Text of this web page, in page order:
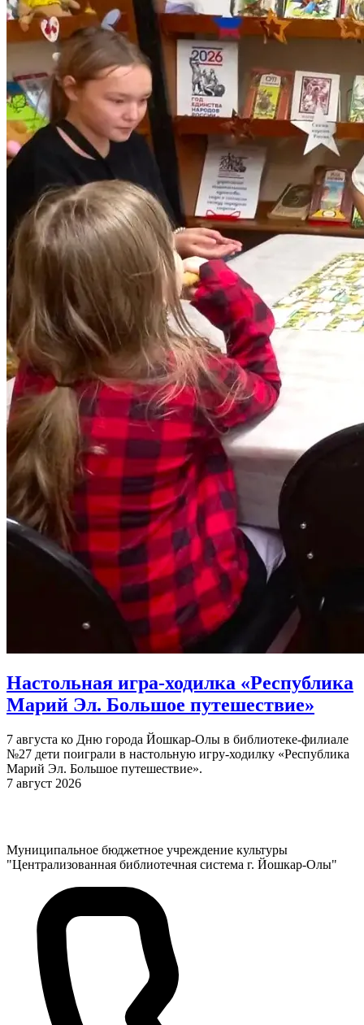
Настольная игра-ходилка «Республика
Марий Эл. Большое путешествие»
7 августа ко Дню города Йошкар-Олы в библиотеке-филиале
№27 дети поиграли в настольную игру-ходилку «Республика
Марий Эл. Большое путешествие».
7 август 2026
Муниципальное бюджетное учреждение культуры
"Централизованная библиотечная система г. Йошкар-Олы"